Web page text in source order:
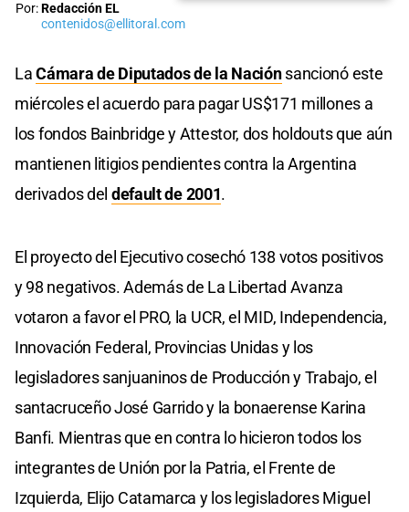
Por:Redacción EL
contenidos@ellitoral.com
LaCámara de Diputados de la Naciónsancionó este
miércoles el acuerdo para pagar US$171 millones a
los fondos Bainbridge y Attestor, dos holdouts que aún
mantienen litigios pendientes contra la Argentina
derivados del default de 2001.
El proyecto del Ejecutivo cosechó 138 votos positivos
y 98 negativos. Además de La Libertad Avanza
votaron a favor el PRO, la UCR, el MID, Independencia,
Innovación Federal, Provincias Unidas y los
legisladores sanjuaninos de Producción y Trabajo, el
santacruceño José Garrido y la bonaerense Karina
Banfi. Mientras que en contra lo hicieron todos los
integrantes de Unión por la Patria, el Frente de
Izquierda, Elijo Catamarca y los legisladores Miguel